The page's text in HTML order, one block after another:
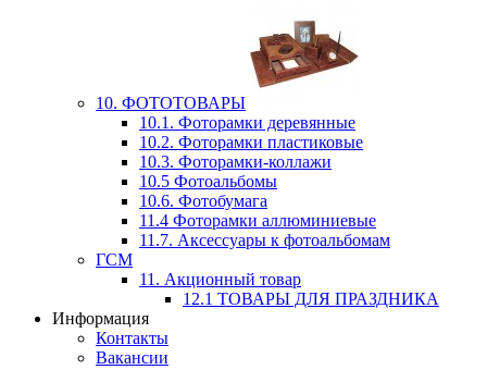
10. ФОТОТОВАРЫ
10.1. Фоторамки деревянные
10.2. Фоторамки пластиковые
10.3. Фоторамки-коллажи
10.5 Фотоальбомы
10.6. Фотобумага
11.4 Фоторамки аллюминиевые
11.7. Аксессуары к фотоальбомам
ГСМ
11. Акционный товар
12.1 ТОВАРЫ ДЛЯ ПРАЗДНИКА
Информация
Контакты
Вакансии